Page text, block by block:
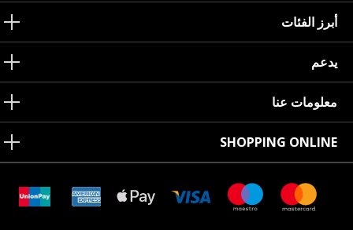
أبرز الفئات
يدعم
معلومات عنا
SHOPPING ONLINE